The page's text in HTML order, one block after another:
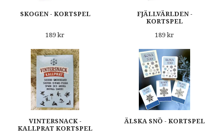
SKOGEN - KORTSPEL
189 kr
FJÄLLVÄRLDEN -
KORTSPEL
189 kr
VINTERSNACK -
KALLPRAT KORTSPEL
ÄLSKA SNÖ - KORTSPEL